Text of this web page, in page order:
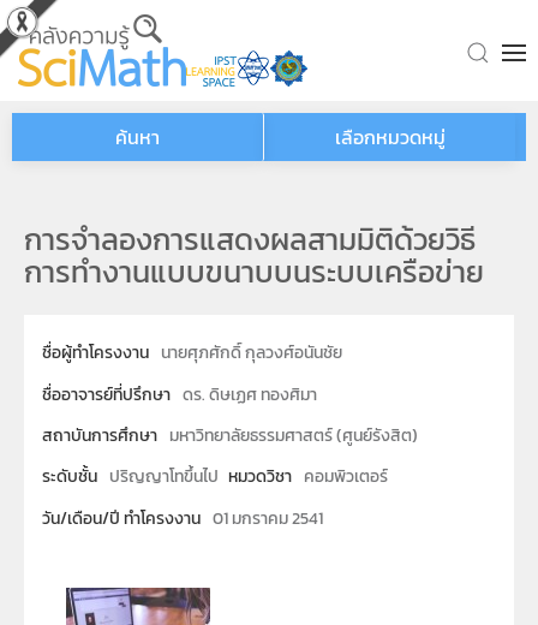
Skip to main content
ค้นหา เลือกหมวดหมู่
การจำลองการแสดงผลสามมิติด้วยวิธี
การทำงานแบบขนาบบนระบบเครือข่าย
ชื่อผู้ทำโครงงาน นายศุภศักดิ์ กุลวงศ์อนันชัย
ชื่ออาจารย์ที่ปรึกษา ดร. ดิษเฏศ ทองศิมา
สถาบันการศึกษา มหาวิทยาลัยธรรมศาสตร์ (ศูนย์รังสิต)
ระดับชั้น ปริญญาโทขึ้นไป หมวดวิชา คอมพิวเตอร์
วัน/เดือน/ปี ทำโครงงาน 01 มกราคม 2541